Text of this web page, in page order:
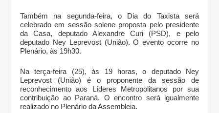
Também na segunda-feira, o Dia do Taxista será
celebrado em sessão solene proposta pelo presidente
da Casa, deputado Alexandre Curi (PSD), e pelo
deputado Ney Leprevost (União). O evento ocorre no
Plenário, às 19h30.
Na terça-feira (25), às 19 horas, o deputado Ney
Leprevost (União) é o proponente da sessão de
reconhecimento aos Líderes Metropolitanos por sua
contribuição ao Paraná. O encontro será igualmente
realizado no Plenário da Assembleia.